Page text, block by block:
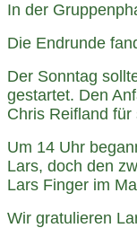
In der
Die Endrunde
Der Sonntag
gestartet. Den
Chris Reifland
Um 14 Uhr
Lars, doch den
Lars Finger im
Wir gratulieren